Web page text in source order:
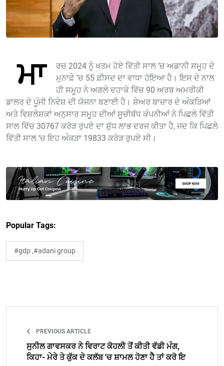
ਮਾ
ਰਚ 2024 ਨੂੰ ਖਤਮ ਹੋਏ ਵਿੱਤੀ ਸਾਲ ’ਚ ਅਡਾਨੀ ਸਮੂਹ ਦੇ
ਮੁਨਾਫ਼ੇ ‘ਚ 55 ਫ਼ੀਸਦ ਦਾ ਵਾਧਾ ਹੋਇਆ ਹੈ। ਇਸ ਦੇ ਨਾਲ
ਹੀ ਸਮੂਹ ਨੇ ਅਗਲੇ ਦਹਾਕੇ ਵਿੱਚ 90 ਅਰਬ ਅਮਰੀਕੀ
ਡਾਲਰ ਦੇ ਪੂੰਜੀ ਨਿਵੇਸ਼ ਦੀ ਯੋਜਨਾ ਬਣਾਈ ਹੈ। ਸ਼ੇਅਰ ਬਾਜ਼ਾਰ ਦੇ ਅੰਕੜਿਆਂ
ਅਤੇ ਵਿਸ਼ਲੇਸ਼ਕਾਂ ਅਨੁਸਾਰ ਸਮੂਹ ਦੀਆਂ ਸੂਚੀਬੱਧ ਕੰਪਨੀਆਂ ਨੇ ਪਿਛਲੇ ਵਿੱਤੀ
ਸਾਲ ਵਿੱਚ 30767 ਕਰੋੜ ਰੁਪਏ ਦਾ ਸ਼ੁੱਧ ਲਾਭ ਦਰਜ ਕੀਤਾ ਹੈ, ਜਦ ਕਿ ਪਿਛਲੇ
ਵਿੱਤੀ ਸਾਲ ‘ਚ ਇਹ ਅੰਕੜਾ 19833 ਕਰੋੜ ਰੁਪਏ ਸੀ।
Popular Tags:
#gdp ,#adani group
PREVIOUS ARTICLE
ਸੁਨੀਲ ਗਾਵਸਕਰ ਨੇ ਵਿਰਾਟ ਕੋਹਲੀ ਤੋਂ ਕੀਤੀ ਵੱਡੀ ਮੰਗ,
ਕਿਹਾ- ਮੇਰੇ ਤੇ ਕੁੱਕ ਦੇ ਕਲੱਬ 'ਚ ਸ਼ਾਮਲ ਹੋਣਾ ਹੈ ਤਾਂ ਕਰੋ ਇ